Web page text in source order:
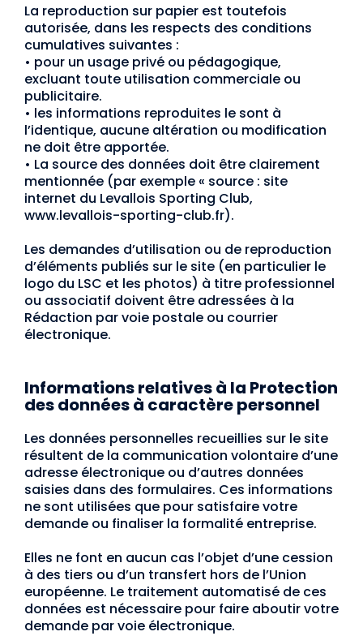
La reproduction sur papier est toutefois
autorisée, dans les respects des conditions
cumulatives suivantes :
• pour un usage privé ou pédagogique,
excluant toute utilisation commerciale ou
publicitaire.
• les informations reproduites le sont à
l’identique, aucune altération ou modification
ne doit être apportée.
• La source des données doit être clairement
mentionnée (par exemple « source : site
internet du Levallois Sporting Club,
www.levallois-sporting-club.fr).
Les demandes d’utilisation ou de reproduction
d’éléments publiés sur le site (en particulier le
logo du LSC et les photos) à titre professionnel
ou associatif doivent être adressées à la
Rédaction par voie postale ou courrier
électronique.
Informations relatives à la Protection
des données à caractère personnel
Les données personnelles recueillies sur le site
résultent de la communication volontaire d’une
adresse électronique ou d’autres données
saisies dans des formulaires. Ces informations
ne sont utilisées que pour satisfaire votre
demande ou finaliser la formalité entreprise.
Elles ne font en aucun cas l’objet d’une cession
à des tiers ou d’un transfert hors de l’Union
européenne. Le traitement automatisé de ces
données est nécessaire pour faire aboutir votre
demande par voie électronique.